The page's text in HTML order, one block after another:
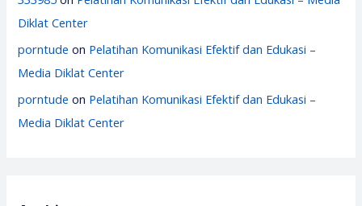
Diklat Center
porntude on Pelatihan Komunikasi Efektif dan Edukasi –
Media Diklat Center
porntude on Pelatihan Komunikasi Efektif dan Edukasi –
Media Diklat Center